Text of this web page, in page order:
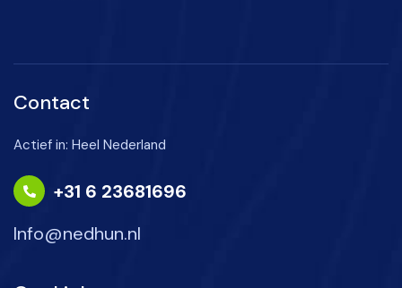
Contact
Actief in: Heel Nederland
+31 6 23681696
Info@nedhun.nl